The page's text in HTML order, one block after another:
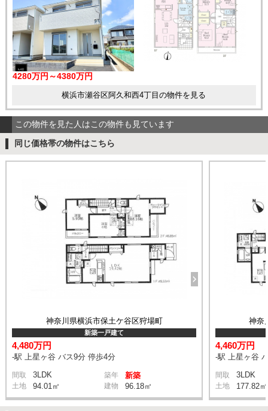
4280万円～4380万円
横浜市瀬谷区阿久和西4丁目の物件を見る
この物件を見た人はこの物件も見ています
同じ価格帯の物件はこちら
神奈川県横浜市保土ケ谷区狩場町
新築一戸建て
4,480万円
-駅 上星ヶ谷 バス9分 停歩4分
間取 3LDK 築年 新築
土地 94.01㎡ 建物 96.18㎡
神奈
4,460万円
-駅 上星ヶ谷
間取 3LDK
土地 177.82㎡